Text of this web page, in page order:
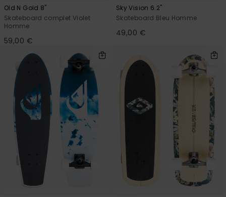
de
la FAQ
Old N Gold 8"
Skateboard complet Violet
Homme
59,00 €
Sky Vision 6.2"
Skateboard Bleu Homme
49,00 €